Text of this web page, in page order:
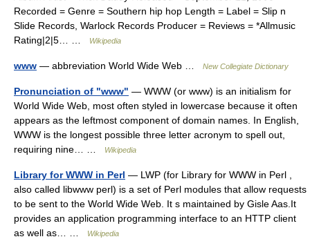
Recorded = Genre = Southern hip hop Length = Label = Slip n
Slide Records, Warlock Records Producer = Reviews = *Allmusic
Rating|2|5… …
Wikipedia
www — abbreviation World Wide Web … New Collegiate Dictionary
Pronunciation of "www" — WWW (or www) is an initialism for
World Wide Web, most often styled in lowercase because it often
appears as the leftmost component of domain names. In English,
WWW is the longest possible three letter acronym to spell out,
requiring nine… …
Wikipedia
Library for WWW in Perl — LWP (for Library for WWW in Perl ,
also called libwww perl) is a set of Perl modules that allow requests
to be sent to the World Wide Web. It s maintained by Gisle Aas.It
provides an application programming interface to an HTTP client
as well as… …
Wikipedia